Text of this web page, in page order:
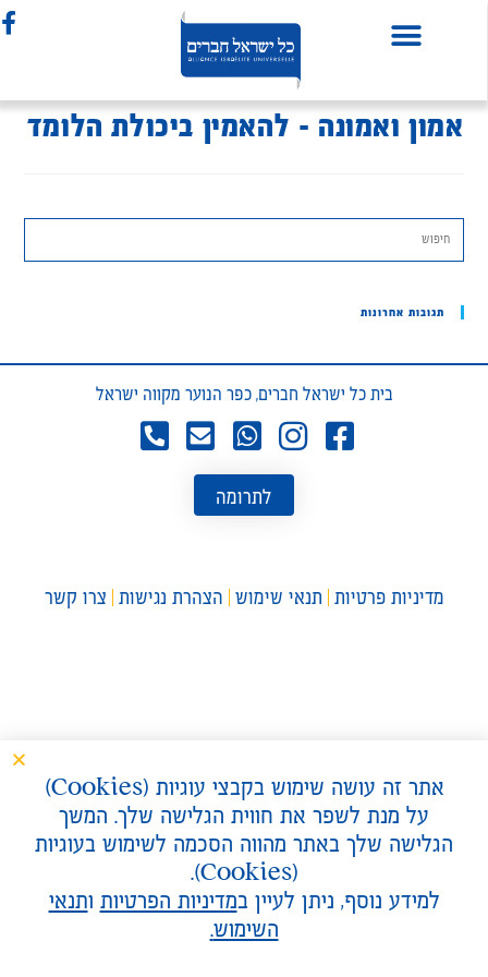
אמון ואמונה – להאמין ביכולת הלומד
תגובות אחרונות
בית כל ישראל חברים, כפר הנוער מקווה ישראל
לתרומה
מדיניות פרטיות תנאי שימוש הצהרת נגישות צרו קשר
אתר זה עושה שימוש בקבצי עוגיות (Cookies
)
על מנת לשפר את חווית הגלישה שלך. המשך
הגלישה שלך באתר מהווה הסכמה לשימוש בעוגיות
(
Cookies
).
למידע נוסף, ניתן לעיין במדיניות הפרטיותותנאי
השימוש.